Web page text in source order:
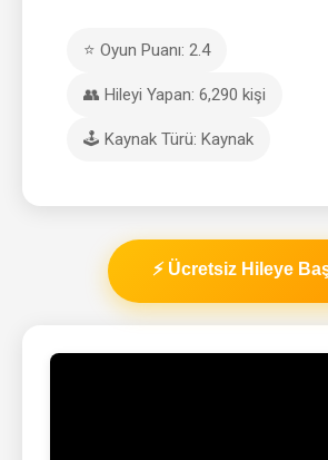
⭐ Oyun Puanı: 2.4
👥 Hileyi Yapan: 6,290 kişi
🕹️ Kaynak Türü: Kaynak
⚡ Ücretsiz Hileye